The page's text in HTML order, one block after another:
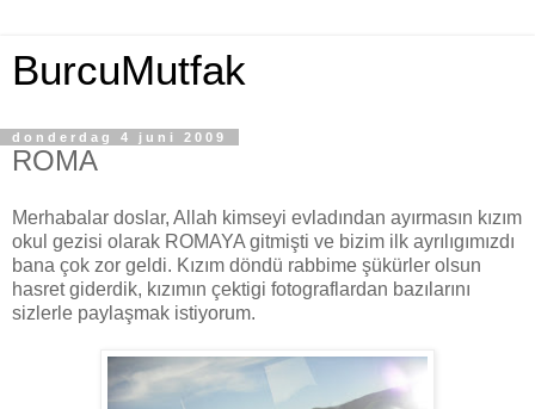
BurcuMutfak
donderdag 4 juni 2009
ROMA
Merhabalar doslar, Allah kimseyi evladından ayırmasın kızım
okul gezisi olarak ROMAYA gitmişti ve bizim ilk ayrılıgımızdı
bana çok zor geldi. Kızım döndü rabbime şükürler olsun
hasret giderdik, kızımın çektigi fotograflardan bazılarını
sizlerle paylaşmak istiyorum.